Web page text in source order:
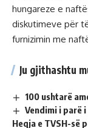
hungareze e
diskutimeve për
furnizimin me
Ju gjithashtu
100 ushtarë
Vendimi i parë
Heqja e TVSH-së